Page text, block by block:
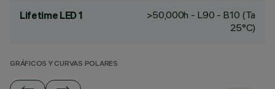
Lifetime LED 1
>50,000h - L90 - B10 (Ta
25°C)
GRÁFICOS Y CURVAS POLARES